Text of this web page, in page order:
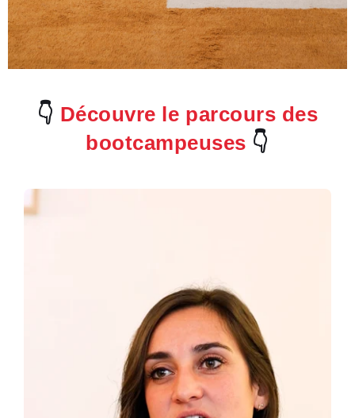
👇 Découvre le parcours des
bootcampeuses 👇